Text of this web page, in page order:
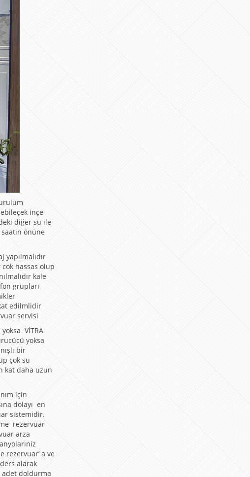
inçe
diğer su ile
saatin önüne
yapılmalıdır
hassas olup
kale
grupları
edilmlidir
servisi
VİTRA
yoksa
bir
çok su
kat daha uzun
için
dolayı en
sistemidir.
rezervuar
arza
rezervuar’ a ve
alarak
doldurma